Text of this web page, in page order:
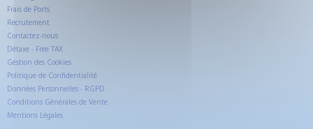
Frais de Ports
Recrutement
Contactez-nous
Détaxe - Free TAX
Gestion des Cookies
Politique de Confidentialité
Données Personnelles - RGPD
Conditions Générales de Vente
Mentions Légales